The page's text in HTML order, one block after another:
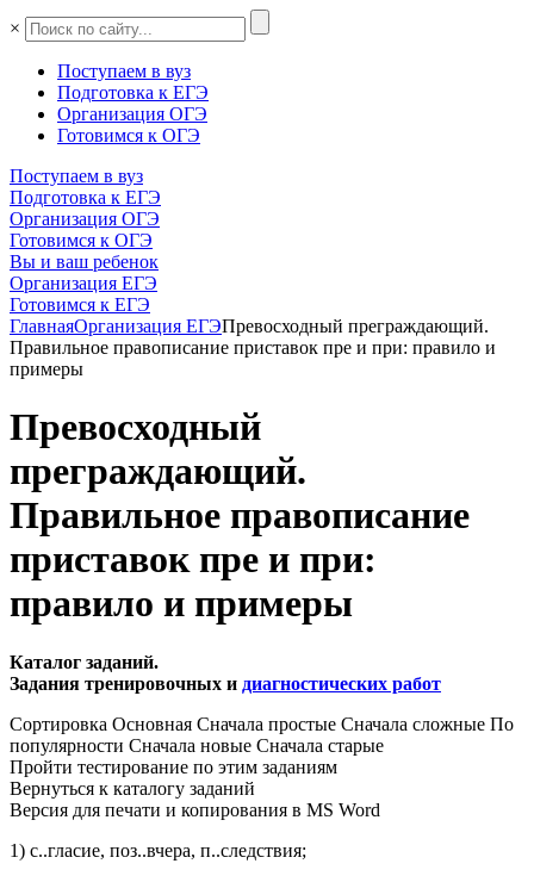
×
Поступаем в вуз
Подготовка к ЕГЭ
Организация ОГЭ
Готовимся к ОГЭ
Поступаем в вуз
Подготовка к ЕГЭ
Организация ОГЭ
Готовимся к ОГЭ
Вы и ваш ребенок
Организация ЕГЭ
Готовимся к ЕГЭ
ГлавнаяОрганизация ЕГЭПревосходный преграждающий.
Правильное правописание приставок пре и при: правило и
примеры
Превосходный
преграждающий.
Правильное правописание
приставок пре и при:
правило и примеры
Каталог заданий.
Задания тренировочных и диагностических работ
Сортировка Основная Сначала простые Сначала сложные По
популярности Сначала новые Сначала старые
Пройти тестирование по этим заданиям
Вернуться к каталогу заданий
Версия для печати и копирования в MS Word
1) с..гласие, поз..вчера, п..следствия;